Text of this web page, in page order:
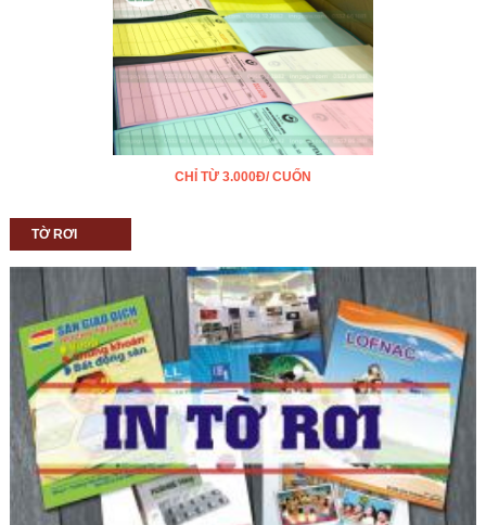
CHỈ TỪ 3.000Đ/ CUỐN
TỜ RƠI